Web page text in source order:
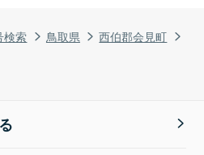
検索 鳥取県
西伯郡会見町